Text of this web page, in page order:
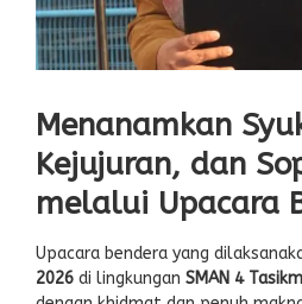
Menanamkan
Kejujuran, dan
melalui Upacara
Upacara bendera yang
2026 di lingkungan SMAN 4